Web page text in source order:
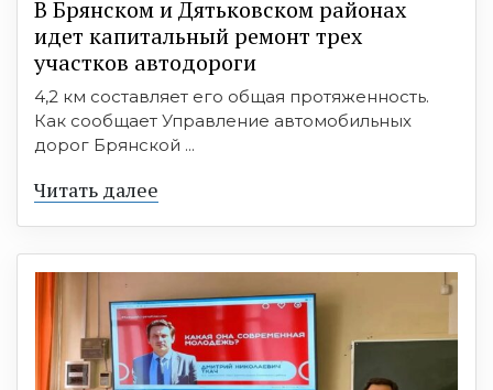
В Брянском и Дятьковском районах
идет капитальный ремонт трех
участков автодороги
4,2 км составляет его общая протяженность.
Как сообщает Управление автомобильных
дорог Брянской ...
Читать далее